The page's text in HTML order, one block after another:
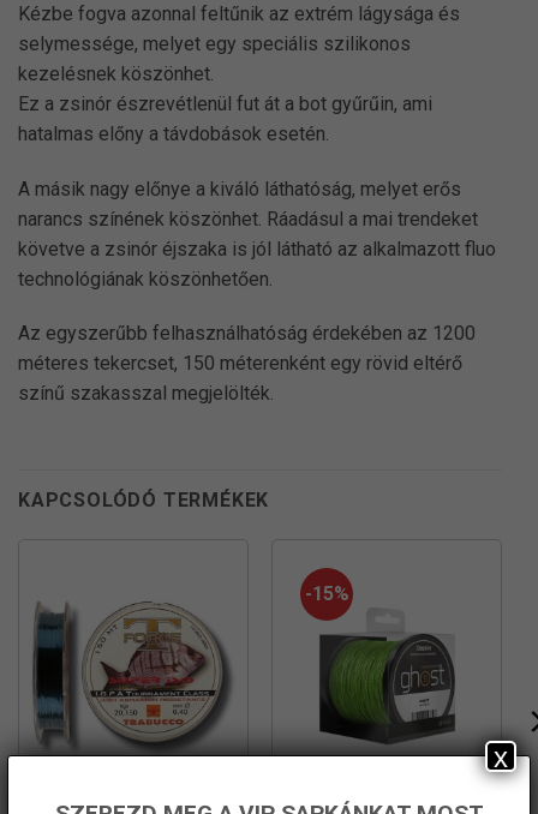
Kézbe fogva azonnal feltűnik az extrém lágysága és
selymessége, melyet egy speciális szilikonos
kezelésnek köszönhet.
Ez a zsinór észrevétlenül fut át a bot gyűrűin, ami
hatalmas előny a távdobások esetén.
A másik nagy előnye a kiváló láthatóság, melyet erős
narancs színének köszönhet. Ráadásul a mai trendeket
követve a zsinór éjszaka is jól látható az alkalmazott fluo
technológiának köszönhetően.
Az egyszerűbb felhasználhatóság érdekében az 1200
méteres tekercset, 150 méterenként egy rövid eltérő
színű szakasszal megjelölték.
KAPCSOLÓDÓ TERMÉKEK
-15%
x